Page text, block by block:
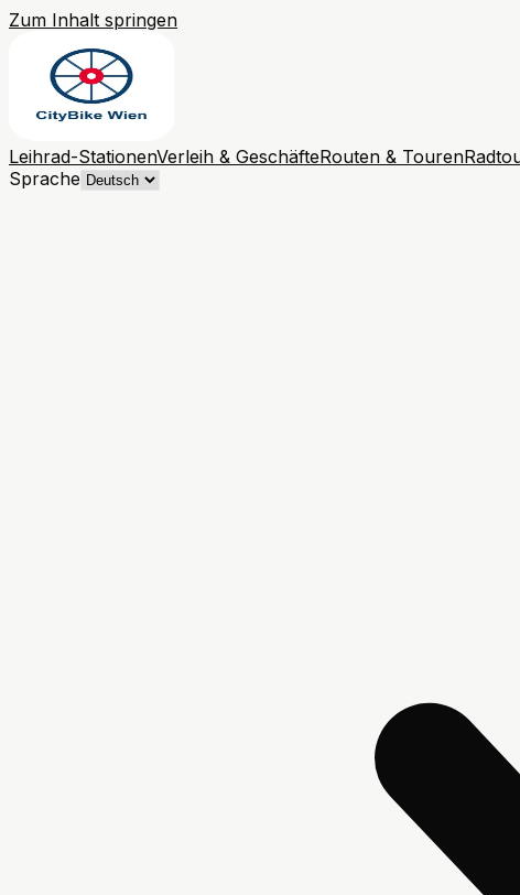
Zum Inhalt springen
Leihrad-StationenVerleih & GeschäfteRouten & Touren
Sprache